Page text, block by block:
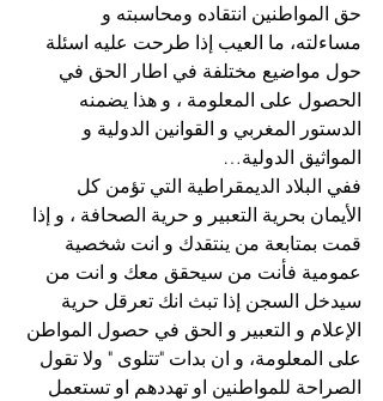
حق المواطنين انتقاده ومحاسبته و
مساءلته، ما العيب إذا طرحت عليه اسئلة
حول مواضيع مختلفة في اطار الحق في
الحصول على المعلومة ، و هذا يضمنه
الدستور المغربي و القوانين الدولية و
المواثيق الدولية…
ففي البلاد الديمقراطية التي تؤمن كل
الأيمان بحرية التعبير و حرية الصحافة ، و إذا
قمت بمتابعة من ينتقدك و انت شخصية
عمومية فأنت من سيحقق معك و انت من
سيدخل السجن إذا تبث انك تعرقل حرية
الإعلام و التعبير و الحق في حصول المواطن
على المعلومة، و ان بدات "تتلوى " ولا تقول
الصراحة للمواطنين او تهددهم او تستعمل